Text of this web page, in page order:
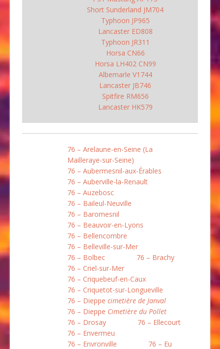
Short Sunderland JM704
Typhoon JP965
Lancaster ED808
Typhoon JR311
Horsa CN66
Horsa LH402 CN99
Albemarle V1744
Lancaster JB746
Spitfire RM656
Lancaster HK579
76 – Arelaune-en-Seine (La
Mailleraye-sur-Seine)
76 – Aubermesnil-aux-Érables
76 – Auberville-la-Renault
76 – Auzebosc
76 – Baileul-Neuville
76 – Baromesnil
76 – Beauvoir-en-Lyons
76 – Bellencombre
76 – Belleville-sur-Mer
76 – Bolbec
76 – Brachy
76 – Criel-sur-Mer
76 – Criquebeuf-en-Caux
76 – Criquetot-sur-Longueville
76 – Dieppe cimetière de Janval
76 – Dieppe Cimetière du Pollet
76 – Drosay
76 – Ellecourt
76 – Envermeu
76 – Envronville
76 – Eu